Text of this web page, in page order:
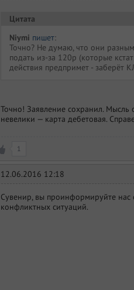
Цитата
Niymi пишет:
Точно? Не думаю, что они
подать из-за 120р (которые
действия предпримет - заберёт
Точно! Заявление сохранил. Мысль
невелики — карта дебетовая.
1
12.06.2016 12:18
Сувенир, вы проинформируйте нас
конфликтных ситуаций.